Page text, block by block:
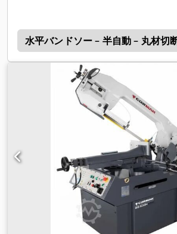
水平バンドソー – 半自動 – 丸材切